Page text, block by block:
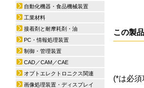
この製
(*は必須
自動化機器・食品機械装置
工業材料
接着剤と耐摩耗剤・油
PC・情報処理装置
制御・管理装置
CAD／CAM／CAE
オプトエレクトロニクス関連
画像処理装置・ディスプレイ